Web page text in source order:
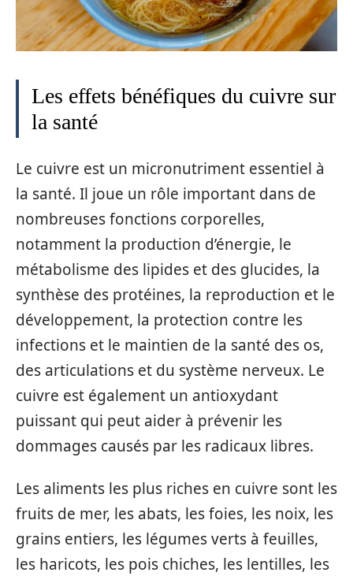
Les effets bénéfiques du cuivre sur
la santé
Le cuivre est un micronutriment essentiel à
la santé. Il joue un rôle important dans de
nombreuses fonctions corporelles,
notamment la production d’énergie, le
métabolisme des lipides et des glucides, la
synthèse des protéines, la reproduction et le
développement, la protection contre les
infections et le maintien de la santé des os,
des articulations et du système nerveux. Le
cuivre est également un antioxydant
puissant qui peut aider à prévenir les
dommages causés par les radicaux libres.
Les aliments les plus riches en cuivre sont les
fruits de mer, les abats, les foies, les noix, les
grains entiers, les légumes verts à feuilles,
les haricots, les pois chiches, les lentilles, les